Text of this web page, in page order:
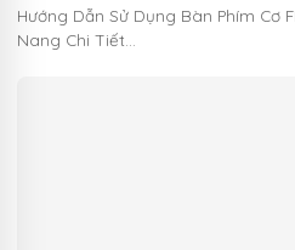
Hướng Dẫn Sử Dụng Bàn Phím Cơ
Nang Chi Tiết…